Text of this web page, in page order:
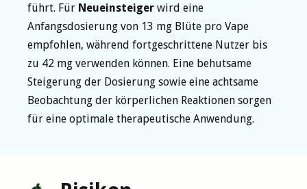
führt. Für Neueinsteiger wird eine
Anfangsdosierung von 13 mg Blüte pro Vape
empfohlen, während fortgeschrittene Nutzer bis
zu 42 mg verwenden können. Eine behutsame
Steigerung der Dosierung sowie eine achtsame
Beobachtung der körperlichen Reaktionen sorgen
für eine optimale therapeutische Anwendung.